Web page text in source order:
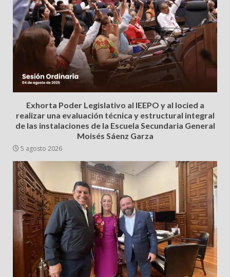
Exhorta Poder Legislativo al IEEPO y al Iocied a
realizar una evaluación técnica y estructural integral
de las instalaciones de la Escuela Secundaria General
Moisés Sáenz Garza
5 agosto 2026